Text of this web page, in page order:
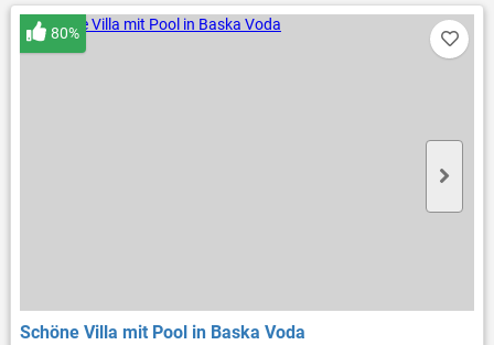
Schöne Villa mit Pool in Baska Voda
80%